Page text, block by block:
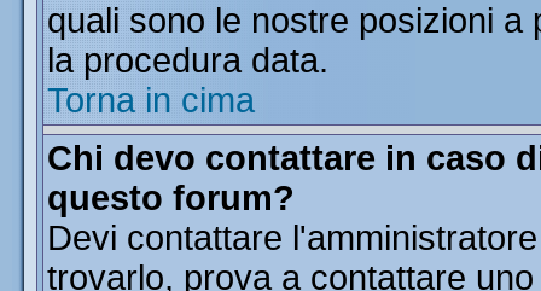
quali sono le nostre posizioni
la procedura data.
Torna in cima
Chi devo contattare in caso
questo forum?
Devi contattare
trovarlo, prova a contattare